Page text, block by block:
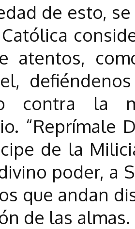
de esto,
atentos,
contra la
“Reprímale
de la
poder, a
que andan
de las almas.